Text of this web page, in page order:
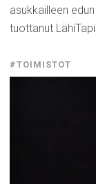
asukkailleen
tuottanut
#TOIMISTOT